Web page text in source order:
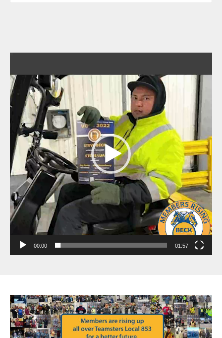
Player
00:00 01:57